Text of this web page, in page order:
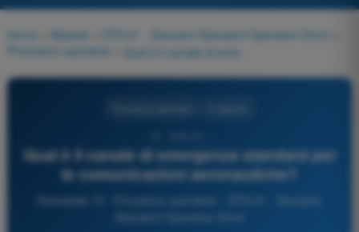
Home Materie STS-01 - Scenario Standard Operativo Droni
Procedure operative
Qual è il canale di emergenza standard per
le comunicazioni aeronautiche?